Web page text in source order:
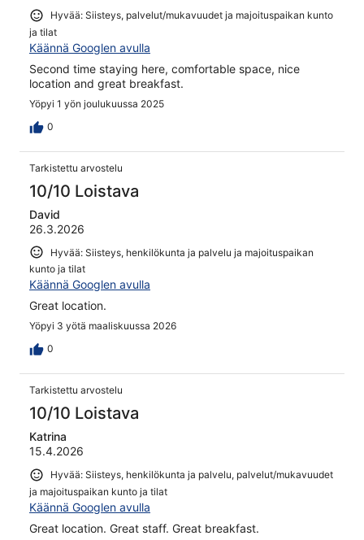
Hyvää: Siisteys, palvelut/mukavuudet ja majoituspaikan kunto
ja tilat
Käännä Googlen avulla
Second time staying here, comfortable space, nice
location and great breakfast.
Yöpyi 1 yön joulukuussa 2025
0
Tarkistettu arvostelu
10/10 Loistava
David
26.3.2026
Hyvää: Siisteys, henkilökunta ja palvelu ja majoituspaikan
kunto ja tilat
Käännä Googlen avulla
Great location.
Yöpyi 3 yötä maaliskuussa 2026
0
Tarkistettu arvostelu
10/10 Loistava
Katrina
15.4.2026
Hyvää: Siisteys, henkilökunta ja palvelu, palvelut/mukavuudet
ja majoituspaikan kunto ja tilat
Käännä Googlen avulla
Great location. Great staff. Great breakfast.